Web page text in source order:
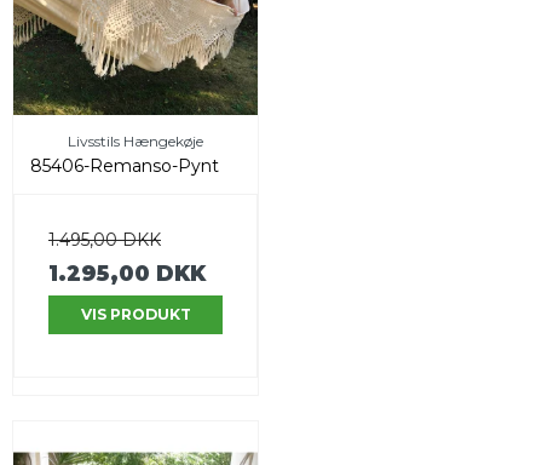
Livsstils Hængekøje
85406-Remanso-Pynt
1.495,00 DKK
1.295,00 DKK
VIS PRODUKT